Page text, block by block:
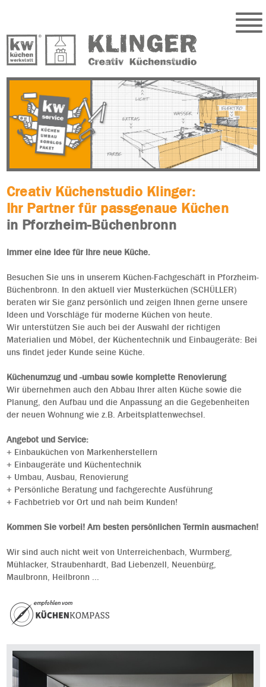
Creativ Küchenstudio Klinger:
Ihr Partner für passgenaue Küchen
in Pforzheim-Büchenbronn
Immer eine Idee für Ihre neue Küche.
Besuchen Sie uns in unserem Küchen-Fachgeschäft in Pforzheim-
Büchenbronn. In den aktuell vier Musterküchen (SCHÜLLER)
beraten wir Sie ganz persönlich und zeigen Ihnen gerne unsere
Ideen und Vorschläge für moderne Küchen von heute.
Wir unterstützen Sie auch bei der Auswahl der richtigen
Materialien und Möbel, der Küchentechnik und Einbaugeräte: Bei
uns findet jeder Kunde seine Küche.
Küchenumzug und -umbau sowie komplette Renovierung
Wir übernehmen auch den Abbau Ihrer alten Küche sowie die
Planung, den Aufbau und die Anpassung an die Gegebenheiten
der neuen Wohnung wie z.B. Arbeitsplattenwechsel.
Angebot und Service:
+ Einbauküchen von Markenherstellern
+ Einbaugeräte und Küchentechnik
+ Umbau, Ausbau, Renovierung
+ Persönliche Beratung und fachgerechte Ausführung
+ Fachbetrieb vor Ort und nah beim Kunden!
Kommen Sie vorbei! Am besten persönlichen Termin ausmachen!
Wir sind auch nicht weit von Unterreichenbach, Wurmberg,
Mühlacker, Straubenhardt, Bad Liebenzell, Neuenbürg,
Maulbronn, Heilbronn ...